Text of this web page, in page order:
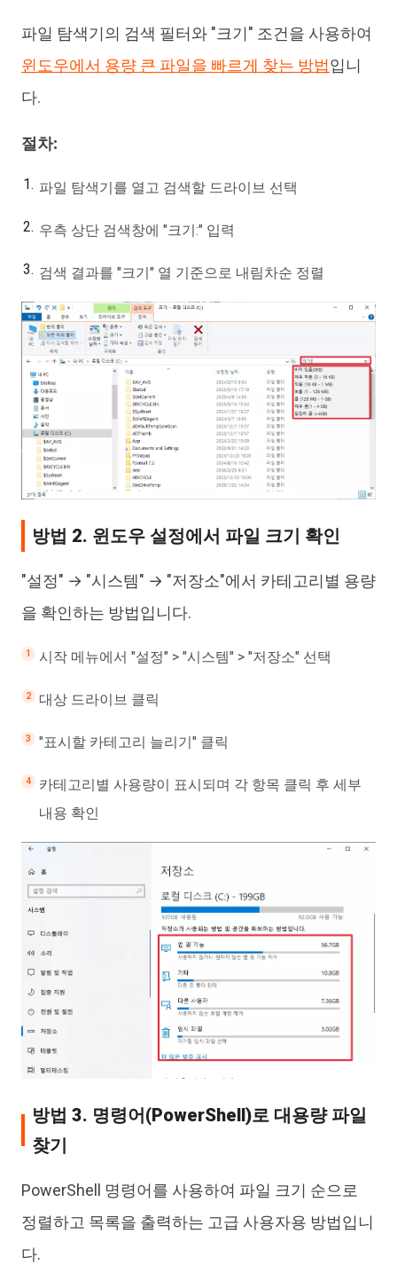
파일 탐색기의 검색 필터와 "크기" 조건을 사용하여
윈도우에서 용량 큰 파일을 빠르게 찾는 방법입니
다.
절차:
파일 탐색기를 열고 검색할 드라이브 선택
우측 상단 검색창에 "크기:" 입력
검색 결과를 "크기" 열 기준으로 내림차순 정렬
방법 2. 윈도우 설정에서 파일 크기 확인
"설정" → "시스템" → "저장소"에서 카테고리별 용량
을 확인하는 방법입니다.
시작 메뉴에서 "설정" > "시스템" > "저장소" 선택
대상 드라이브 클릭
"표시할 카테고리 늘리기" 클릭
카테고리별 사용량이 표시되며 각 항목 클릭 후 세부
내용 확인
방법 3. 명령어(PowerShell)로 대용량 파일
찾기
PowerShell 명령어를 사용하여 파일 크기 순으로
정렬하고 목록을 출력하는 고급 사용자용 방법입니
다.